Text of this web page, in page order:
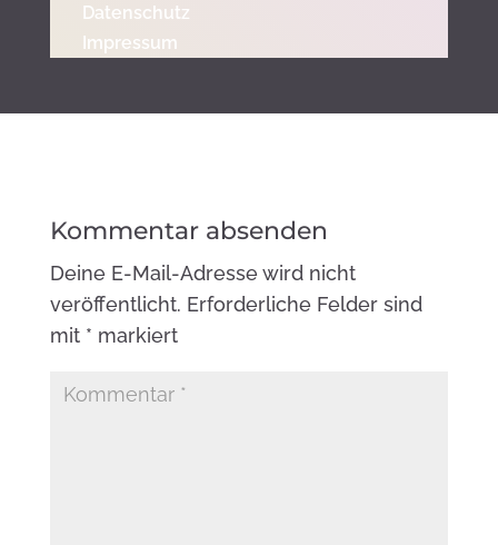
Datenschutz
Impressum
Kommentar absenden
Deine E-Mail-Adresse wird nicht
veröffentlicht. Erforderliche Felder sind
mit * markiert